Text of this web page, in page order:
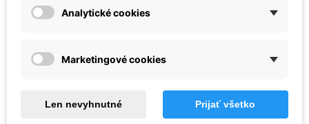
ve čtvrtek, 13.8.může být u Vás
Vložiť do košíka
Analytické cookies
Marketingové cookies
Len nevyhnutné Prijať všetko